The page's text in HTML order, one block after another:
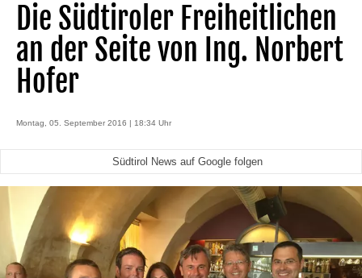
Die Südtiroler Freiheitlichen
an der Seite von Ing. Norbert
Hofer
Montag, 05. September 2016 | 18:34 Uhr
Südtirol News auf Google folgen